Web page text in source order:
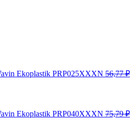
Ekoplastik PRP025XXXN 56,77₽
Ekoplastik PRP040XXXN 75,79₽